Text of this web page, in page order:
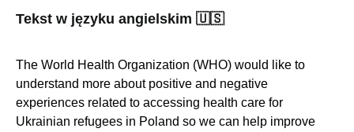
Tekst w języku angielskim 🇺🇸
The World Health Organization (WHO) would like to
understand more about positive and negative
experiences related to accessing health care for
Ukrainian refugees in Poland so we can help improve